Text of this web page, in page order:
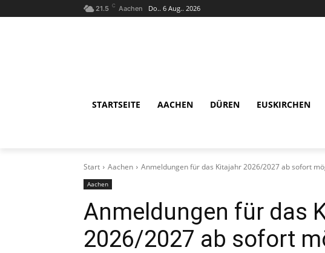
21.5 C Aachen Do.. 6 Aug.. 2026
STARTSEITE AACHEN DÜREN EUSKIRCHEN
Start Aachen Anmeldungen für das Kitajahr 2026/2027 ab sofort
Aachen
Anmeldungen für das
2026/2027 ab sofort